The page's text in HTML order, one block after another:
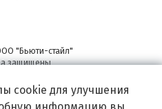
"Бьюти-стайл"
защищены
и принадлежностей для
cookie для улучшения